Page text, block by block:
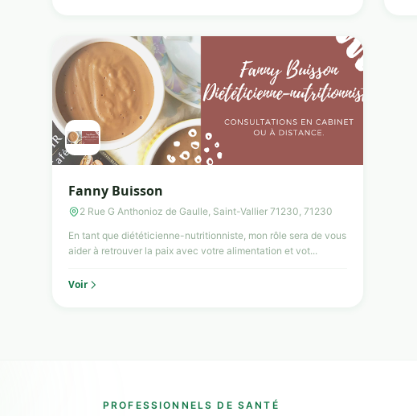
Fanny Buisson
2 Rue G Anthonioz de Gaulle, Saint-Vallier 71230, 71230
En tant que diététicienne-nutritionniste, mon rôle sera de vous
aider à retrouver la paix avec votre alimentation et vot...
Voir
PROFESSIONNELS DE SANTÉ